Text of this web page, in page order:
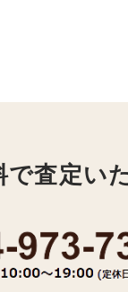
で査定い